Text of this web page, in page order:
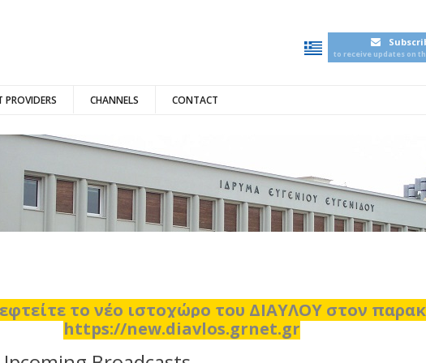
to receive updates on
CHANNELS CONTACT
το νέο ιστοχώρο του ΔΙΑΥΛΟΥ στον
https://new.diavlos.grnet.gr